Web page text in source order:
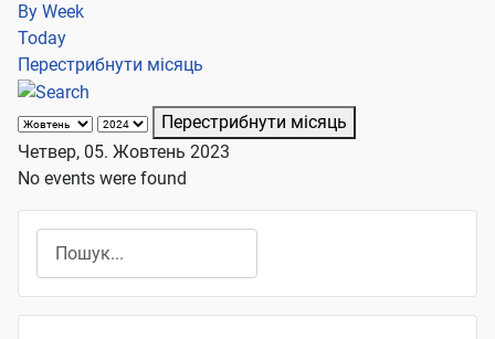
By Week
Today
Перестрибнути місяць
Перестрибнути місяць
Четвер, 05. Жовтень 2023
No events were found